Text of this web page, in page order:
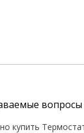
вопросы
купить